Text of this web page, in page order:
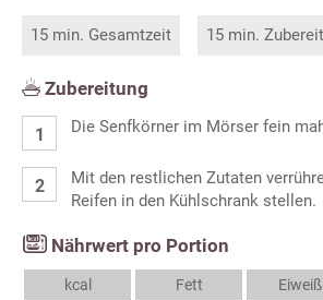
15 min. Gesamtzeit 15 min.
Zubereitung
Die Senfkörner im Mörser fein
Mit den restlichen Zutaten
Reifen in den Kühlschrank stellen.
Nährwert pro Portion
kcal
Fett
Eiweiß